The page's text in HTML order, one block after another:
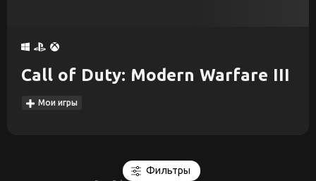
Call of Duty: Modern Warfare III
Мои игры
Фильтры